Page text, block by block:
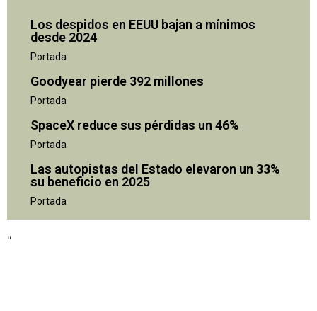
Los despidos en EEUU bajan a mínimos
desde 2024
Portada
Goodyear pierde 392 millones
Portada
SpaceX reduce sus pérdidas un 46%
Portada
Las autopistas del Estado elevaron un 33%
su beneficio en 2025
Portada
"